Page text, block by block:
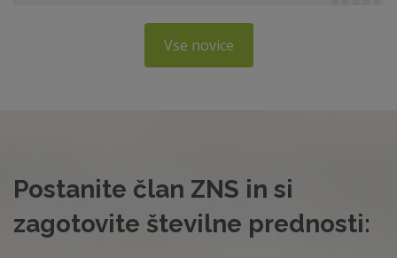
Vse novice
Postanite član ZNS in si
zagotovite številne prednosti: